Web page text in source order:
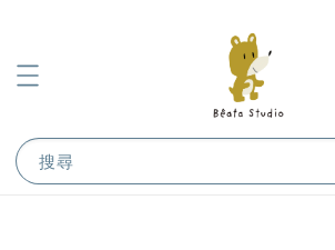
搜尋